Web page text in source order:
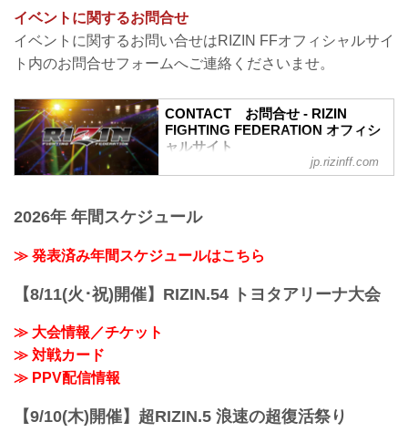
Q1. より良い席で観戦したいのですが、
どの先行でチケットを買うと一番良い席
で見れますか？
A. ①ファンクラブ先行（超強者→強者）
等）→ ③プレイガイドの一般発売。こち
らの順番となります。
※予約流れや演出の変更などで前後する
※超強者...
イベントに関するお問合せ
イベントに関するお問い合せはRIZIN FFオフィシャルサイ
ト内のお問合せフォームへご連絡くださいませ。
CONTACT お問合せ - RIZIN
FIGHTING FEDERATION オフィシ
ャルサイト
RIZIN FIGHTING FEDERATION オフィシ
「RIZIN FIGHTING FEDERATION」（ラ
ン）の情報・加盟団体について発信して
jp.rizinff.com
2026年 年間スケジュール
≫ 発表済み年間スケジュールはこちら
【8/11(火･祝)開催】RIZIN.54 トヨタアリーナ大会
≫ 大会情報／チケット
≫ 対戦カード
≫ PPV配信情報
【9/10(木)開催】超RIZIN.5 浪速の超復活祭り